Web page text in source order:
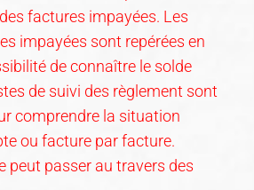
factures impayées. Les
impayées sont repérées en
de connaître le solde
de suivi des règlement sont
comprendre la situation
ou facture par facture.
peut passer au travers des